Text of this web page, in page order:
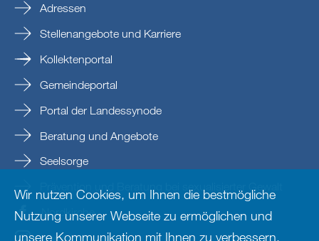
Adressen
Stellenangebote und Karriere
Kollektenportal
Gemeindeportal
Portal der Landessynode
Beratung und Angebote
Seelsorge
Nordkirche
nordkirche
Wir nutzen Cookies, um Ihnen die bestmögliche
Nutzung unserer Webseite zu ermöglichen und
unsere Kommunikation mit Ihnen zu verbessern.